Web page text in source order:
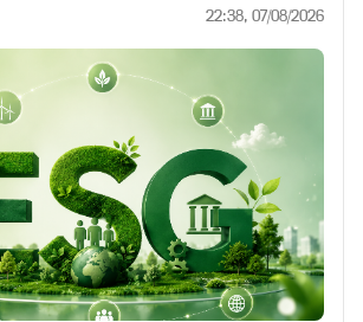
22:38, 07/08/2026